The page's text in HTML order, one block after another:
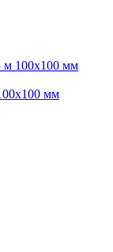
м 100х100 мм
мм